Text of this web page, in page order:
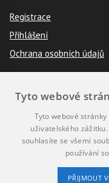
Registrace
Přihlášení
Ochrana osobních údajů
Pravidla
Návod k použití
Podmínky použití
Tyto webové
Tyto webové
uživatelského
souhlasíte se všemi
používání
PŘIJMOUT